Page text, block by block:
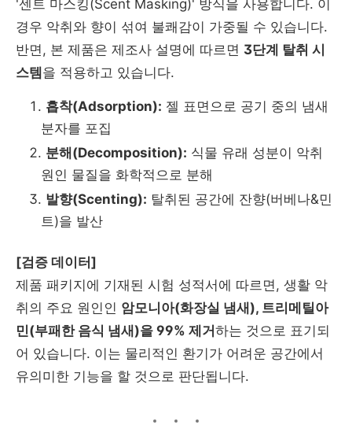
'센트 마스킹(Scent Masking)' 방식을 사용합니다. 이
경우 악취와 향이 섞여 불쾌감이 가중될 수 있습니다.
반면, 본 제품은 제조사 설명에 따르면 3단계 탈취 시
스템을 적용하고 있습니다.
흡착(Adsorption): 젤 표면으로 공기 중의 냄새
분자를 포집
분해(Decomposition): 식물 유래 성분이 악취
원인 물질을 화학적으로 분해
발향(Scenting): 탈취된 공간에 잔향(버베나&민
트)을 발산
[검증 데이터]
제품 패키지에 기재된 시험 성적서에 따르면, 생활 악
취의 주요 원인인 암모니아(화장실 냄새), 트리메틸아
민(부패한 음식 냄새)을 99% 제거하는 것으로 표기되
어 있습니다. 이는 물리적인 환기가 어려운 공간에서
유의미한 기능을 할 것으로 판단됩니다.